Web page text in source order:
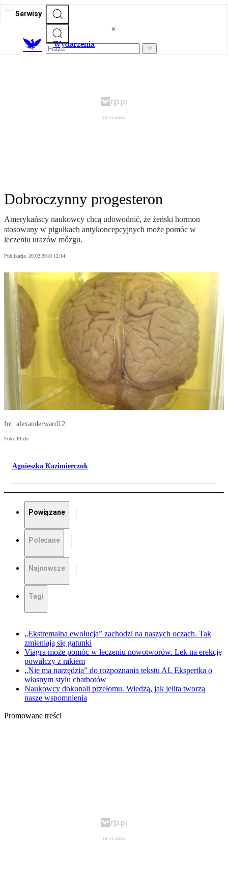
Serwisy
Wydarzenia
Dobroczynny progesteron
Amerykańscy naukowcy chcą udowodnić, że żeński hormon
stosowany w pigułkach antykoncepcyjnych może pomóc w
leczeniu urazów mózgu.
Publikacja: 20.02.2010 12:14
fot. alexanderward12
Foto: Flickr
Agnieszka Kazimierczuk
Powiązane
Polecane
Najnowsze
Tagi
„Ekstremalna ewolucja” zachodzi na naszych oczach. Tak
zmieniają się gatunki
Viagra może pomóc w leczeniu nowotworów. Lek na erekcję
powalczy z rakiem
„Nie ma narzędzia” do rozpoznania tekstu AI. Ekspertka o
własnym stylu chatbotów
Naukowcy dokonali przełomu. Wiedzą, jak jelita tworzą
nasze wspomnienia
Promowane treści